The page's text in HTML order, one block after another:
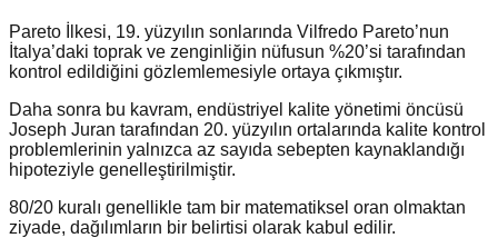
Pareto İlkesi, 19. yüzyılın sonlarında Vilfredo Pareto’nun
İtalya’daki toprak ve zenginliğin nüfusun %20’si tarafından
kontrol edildiğini gözlemlemesiyle ortaya çıkmıştır.
Daha sonra bu kavram, endüstriyel kalite yönetimi öncüsü
Joseph Juran tarafından 20. yüzyılın ortalarında kalite kontrol
problemlerinin yalnızca az sayıda sebepten kaynaklandığı
hipoteziyle genelleştirilmiştir.
80/20 kuralı genellikle tam bir matematiksel oran olmaktan
ziyade, dağılımların bir belirtisi olarak kabul edilir.